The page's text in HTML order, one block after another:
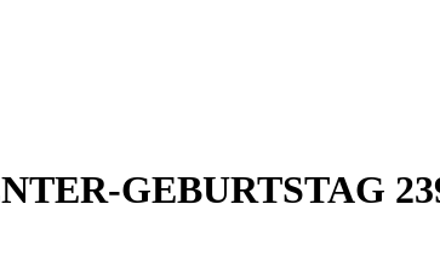
GEBURTSTAG